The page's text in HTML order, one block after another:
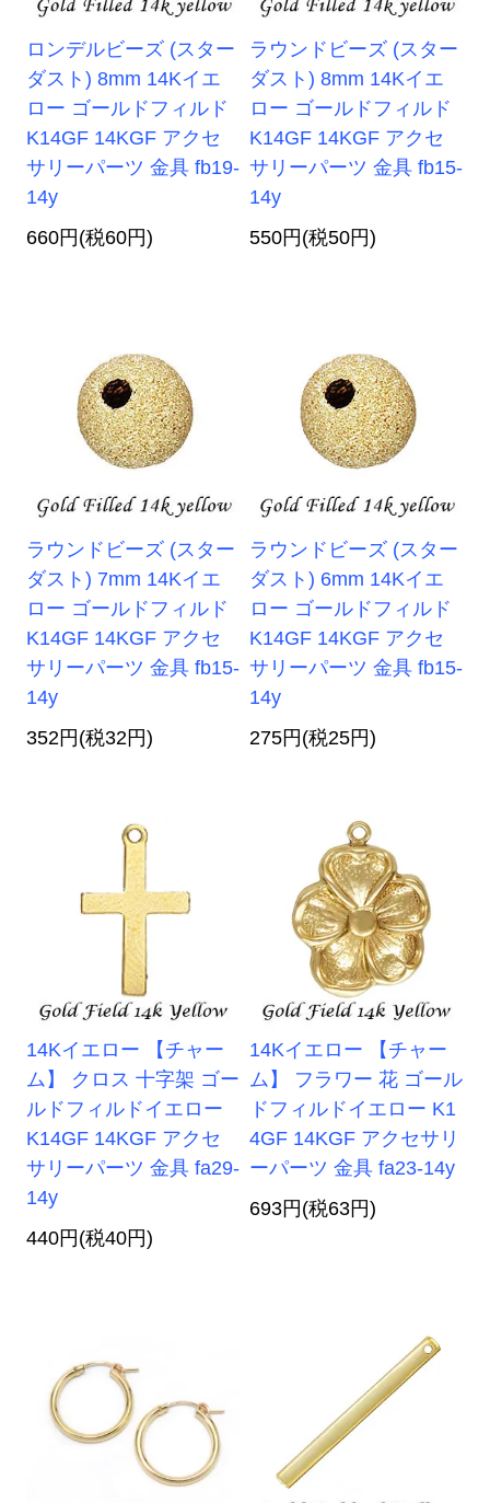
ロンデルビーズ (スター
ダスト) 8mm 14Kイエ
ロー ゴールドフィルド
K14GF 14KGF アクセ
サリーパーツ 金具 fb19-
14y
660円(税60円)
ラウンドビーズ (スター
ダスト) 8mm 14Kイエ
ロー ゴールドフィルド
K14GF 14KGF アクセ
サリーパーツ 金具 fb15-
14y
550円(税50円)
ラウンドビーズ (スター
ダスト) 7mm 14Kイエ
ロー ゴールドフィルド
K14GF 14KGF アクセ
サリーパーツ 金具 fb15-
14y
352円(税32円)
ラウンドビーズ (スター
ダスト) 6mm 14Kイエ
ロー ゴールドフィルド
K14GF 14KGF アクセ
サリーパーツ 金具 fb15-
14y
275円(税25円)
14Kイエロー 【チャー
ム】 クロス 十字架 ゴー
ルドフィルドイエロー
K14GF 14KGF アクセ
サリーパーツ 金具 fa29-
14y
440円(税40円)
14Kイエロー 【チャー
ム】 フラワー 花 ゴール
ドフィルドイエロー K1
4GF 14KGF アクセサリ
ーパーツ 金具 fa23-14y
693円(税63円)